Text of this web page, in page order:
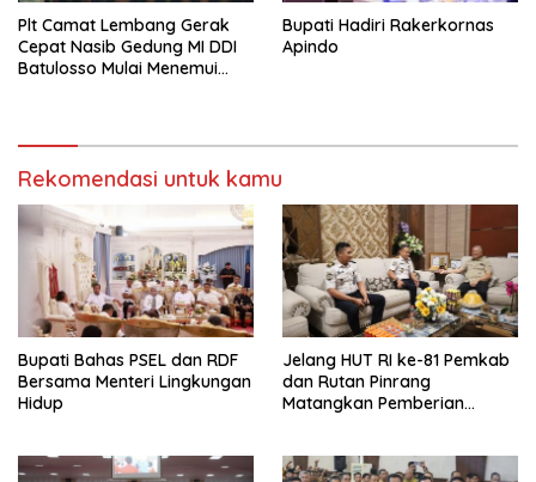
Plt Camat Lembang Gerak
Cepat Nasib Gedung MI DDI
Batulosso Mulai Menemui
Bupati Hadiri Rakerkornas
Apindo
Rekomendasi untuk kamu
Bupati Bahas PSEL dan RDF
Bersama Menteri Lingkungan
Hidup
Jelang HUT RI ke-81 Pemkab
dan Rutan Pinrang
Matangkan Pemberian